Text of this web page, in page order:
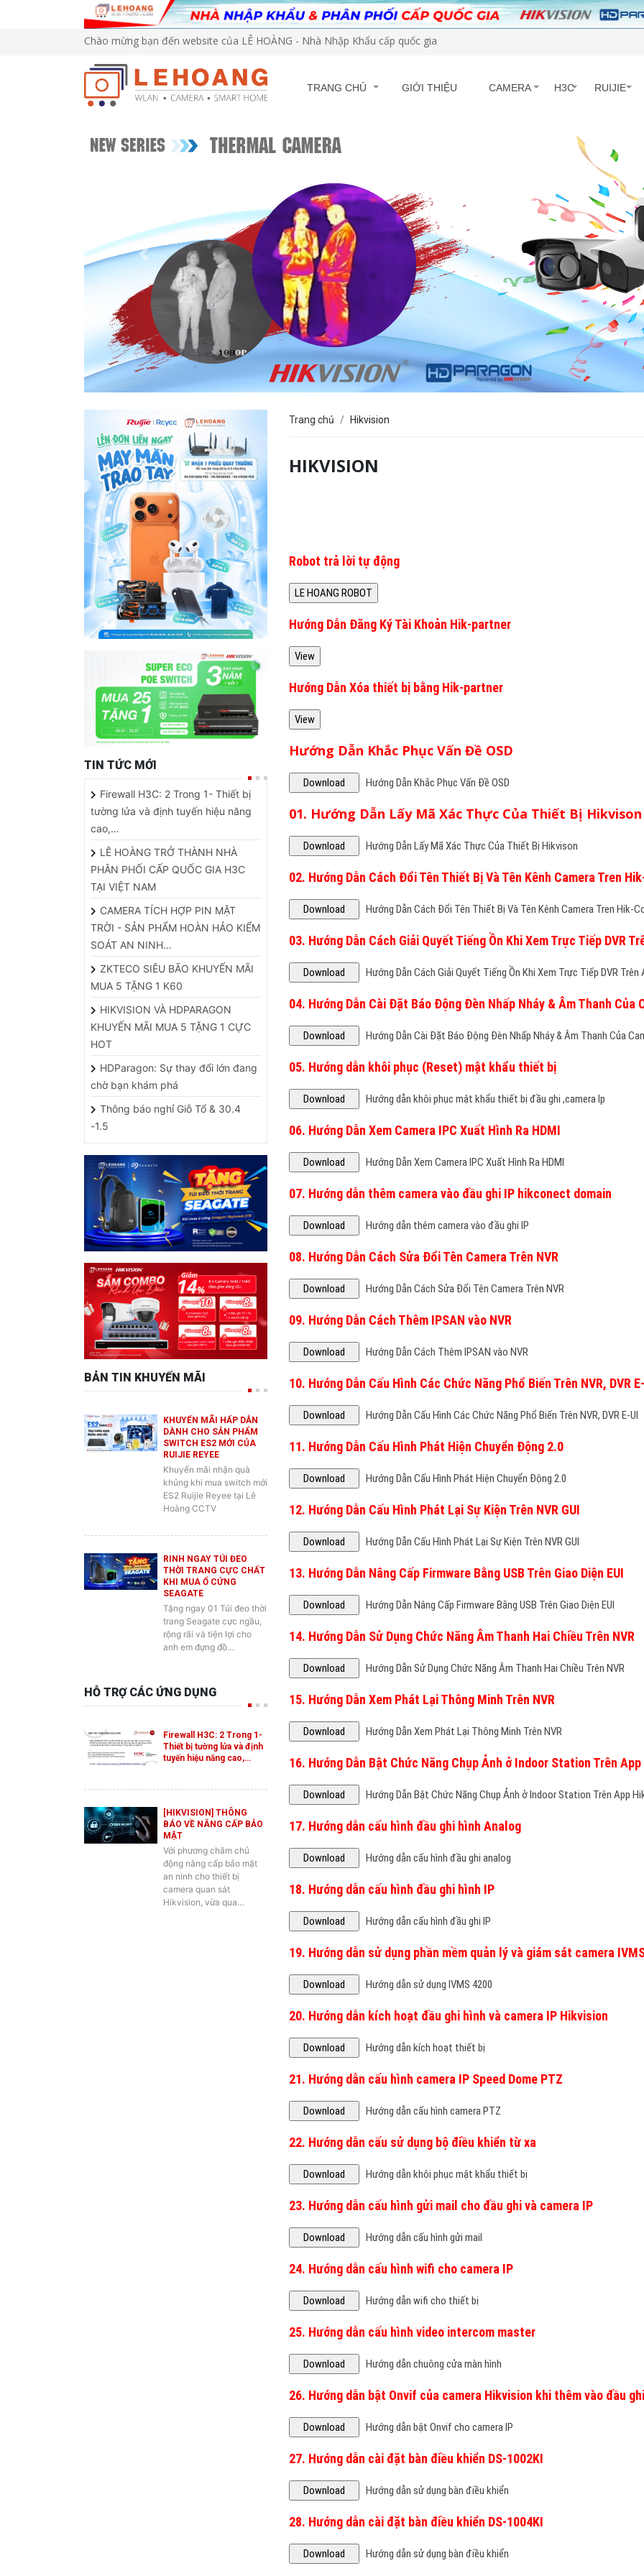
Chào mừng bạn đến website của LÊ HOÀNG - Nhà Nhập Khẩu cấp quốc gia
TRANG CHỦ GIỚI THIỆU CAMERA H3C RUIJIE
Trang chủ Hikvision
Hướng Dẫn Đăng Ký Tài Khoản Hik-partner
Hướng Dẫn Xóa thiết bị bằng Hik-partner
Hướng Dẫn Khắc Phục Vấn Đề OSD
Hướng Dẫn Khắc Phục Vấn Đề OSD
01. Hướng Dẫn Lấy Mã Xác Thực Của Thiết Bị
Hướng Dẫn Lấy Mã Xác Thực Của Thiết Bị Hikvison
02. Hướng Dẫn Cách Đổi Tên Thiết Bị Và Tên Kênh Camera Tren
Hướng Dẫn Cách Đổi Tên Thiết Bị Và Tên Kênh Camera Tren Hik-
03. Hướng Dẫn Cách Giải Quyết Tiếng Ồn Khi Xem Trực Tiếp DVR
Hướng Dẫn Cách Giải Quyết Tiếng Ồn Khi Xem Trực Tiếp DVR
04. Hướng Dẫn Cài Đặt Báo Động Đèn Nhấp Nháy & Âm Thanh Của
Hướng Dẫn Cài Đặt Báo Động Đèn Nhấp Nháy & Âm Thanh Của
05. Hướng dẫn khôi phục (Reset) mật khẩu thiết bị
Hướng dẫn khôi phục mật khẩu thiết bị đầu ghi ,camera Ip
06. Hướng Dẫn Xem Camera IPC Xuất Hình Ra HDMI
Hướng Dẫn Xem Camera IPC Xuất Hình Ra HDMI
07. Hướng dẫn thêm camera vào đầu ghi IP hikconect domain
Hướng dẫn thêm camera vào đầu ghi IP
08. Hướng Dẫn Cách Sửa Đổi Tên Camera Trên NVR
Hướng Dẫn Cách Sửa Đổi Tên Camera Trên NVR
09. Hướng Dẫn Cách Thêm IPSAN vào NVR
Hướng Dẫn Cách Thêm IPSAN vào NVR
10. Hướng Dẫn Cấu Hình Các Chức Năng Phổ Biến Trên NVR, DVR
Hướng Dẫn Cấu Hình Các Chức Năng Phổ Biến Trên NVR, DVR E-UI
11. Hướng Dẫn Cấu Hình Phát Hiện Chuyển Động 2.0
Hướng Dẫn Cấu Hình Phát Hiện Chuyển Động 2.0
12. Hướng Dẫn Cấu Hình Phát Lại Sự Kiện Trên NVR GUI
Hướng Dẫn Cấu Hình Phát Lại Sự Kiện Trên NVR GUI
13. Hướng Dẫn Nâng Cấp Firmware Bằng USB Trên Giao Diện EUI
Hướng Dẫn Nâng Cấp Firmware Bằng USB Trên Giao Diện EUI
14. Hướng Dẫn Sử Dụng Chức Năng Âm Thanh Hai Chiều Trên NVR
Hướng Dẫn Sử Dụng Chức Năng Âm Thanh Hai Chiều Trên NVR
15. Hướng Dẫn Xem Phát Lại Thông Minh Trên NVR
Hướng Dẫn Xem Phát Lại Thông Minh Trên NVR
16. Hướng Dẫn Bật Chức Năng Chụp Ảnh ở Indoor Station Trên
Hướng Dẫn Bật Chức Năng Chụp Ảnh ở Indoor Station Trên App
17. Hướng dẫn cấu hình đầu ghi hình Analog
Hướng dẫn cấu hình đầu ghi analog
18. Hướng dẫn cấu hình đầu ghi hình IP
Hướng dẫn cấu hình đầu ghi IP
19. Hướng dẫn sử dụng phần mềm quản lý và giám sát camera
Hướng dẫn sử dụng IVMS 4200
20. Hướng dẫn kích hoạt đầu ghi hình và camera IP Hikvision
Hướng dẫn kích hoạt thiết bị
21. Hướng dẫn cấu hình camera IP Speed Dome PTZ
Hướng dẫn cấu hình camera PTZ
22. Hướng dẫn cấu sử dụng bộ điều khiển từ xa
Hướng dẫn khôi phục mật khẩu thiết bị
23. Hướng dẫn cấu hình gửi mail cho đầu ghi và camera IP
Hướng dẫn cấu hình gửi mail
24. Hướng dẫn cấu hình wifi cho camera IP
Hướng dẫn wifi cho thiết bị
25. Hướng dẫn cấu hình video intercom master
Hướng dẫn chuông cửa màn hình
26. Hướng dẫn bật Onvif của camera Hikvision khi thêm vào đầu
Hướng dẫn bật Onvif cho camera IP
27. Hướng dẫn cài đặt bàn điều khiển DS-1002KI
Hướng dẫn sử dụng bàn điều khiển
28. Hướng dẫn cài đặt bàn điều khiển DS-1004KI
Hướng dẫn sử dụng bàn điều khiển
29. Hướng dẫn cài đặt bàn điều khiển DS-1005KI
TIN TỨC MỚI
Firewall H3C: 2 Trong 1- Thiết bị
tường lửa và định tuyến hiệu năng
LÊ HOÀNG TRỞ THÀNH NHÀ
PHÂN PHỐI CẤP QUỐC GIA H3C
TẠI VIỆT NAM
CAMERA TÍCH HỢP PIN MẶT
TRỜI - SẢN PHẨM HOÀN HẢO KIỂM
SOÁT AN NINH…
ZKTECO SIÊU BÃO KHUYẾN MÃI
MUA 5 TẶNG 1 K60
HIKVISION VÀ HDPARAGON
KHUYẾN MÃI MUA 5 TẶNG 1 CỰC
HDParagon: Sự thay đổi lớn đang
Thông báo nghỉ Giỗ Tổ & 30.4
BẢN TIN KHUYẾN MÃI
KHUYẾN MÃI HẤP DẪN
SWITCH ES2 MỚI CỦA
RUIJIE REYEE
Khuyến mãi nhận quà
khủng khi mua switch mới
ES2 Ruijie Reyee tại Lê
Hoàng CCTV
RINH NGAY TÚI ĐEO
KHI MUA Ổ CỨNG
SEAGATE
Tặng ngay 01 Túi đeo thời
trang Seagate cực ngầu,
rộng rãi và tiện lợi cho
anh em đựng đồ…
Firewall H3C: 2 Trong 1-
tuyến hiệu năng cao,…
[HIKVISION] THÔNG
MẬT
Với phương châm chủ
động nâng cấp bảo mật
an ninh cho thiết bị
camera quan sát
Hikvision, vừa qua…